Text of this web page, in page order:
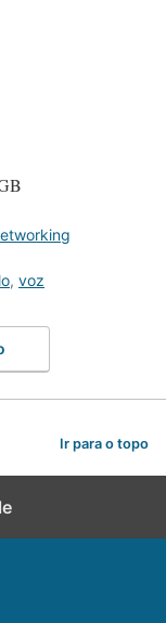
, voz
Ir para o topo